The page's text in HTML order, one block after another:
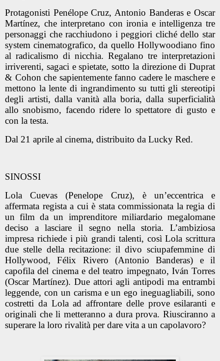
Protagonisti Penélope Cruz,Antonio BanderaseOscar
Martínez, che interpretano con ironia e intelligenza tre
personaggi che racchiudono i peggiori cliché dello star
system cinematografico, da quello Hollywoodiano fino
al radicalismo di nicchia. Regalano tre interpretazioni
irriverenti, sagaci e spietate, sotto la direzione di Duprat
& Cohon che sapientemente fanno cadere le maschere e
mettono la lente di ingrandimento su tutti gli stereotipi
degli artisti, dalla vanità alla boria, dalla superficialità
allo snobismo, facendo ridere lo spettatore di gusto e
con la testa.
Dal 21 aprile al cinema, distribuito da Lucky Red.
SINOSSI
Lola Cuevas (Penelope Cruz), è un’eccentrica e
affermata regista a cui è stata commissionata la regia di
un film da un imprenditore miliardario megalomane
deciso a lasciare il segno nella storia. L’ambiziosa
impresa richiede i più grandi talenti, così Lola scrittura
due stelle della recitazione: il divo sciupafemmine di
Hollywood, Félix Rivero (Antonio Banderas) e il
capofila del cinema e del teatro impegnato, Iván Torres
(Oscar Martínez). Due attori agli antipodi ma entrambi
leggende, con un carisma e un ego ineguagliabili, sono
costretti da Lola ad affrontare delle prove esilaranti e
originali che li metteranno a dura prova. Riusciranno a
superare la loro rivalità per dare vita a un capolavoro?